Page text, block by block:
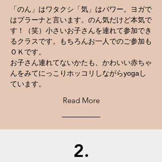
「のん」はワタクシ「気」はパワー。ヨガで
はプラーナと言います。のん気だけど本気で
す！（笑） 小さいお子さんを連れて参加でき
るクラスです。もちろんお一人でのご参加も
ＯＫです。
お子さん連れてないかたも、かわいい赤ちゃ
んをみてにっこりホッコリしながらyogaし
ています。
Read More
2.